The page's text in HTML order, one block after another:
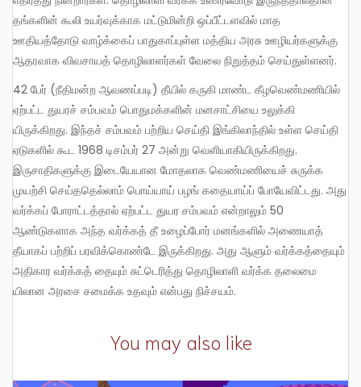
தங்களின் கூலி உயர்வுக்காக மட்டுமின்றி ஒப்பீட்டளவில் மாத
ஊதியத்தோடு வாழ்க்கைப் பாதுகாப்புள்ள மத்திய அரசு ஊழியர்களுக்கு
ஆதரவாக விவசாயத் தொழிலாளர்கள் வேலை நிறுத்தம் செய்துள்ளனர்.
42 பேர் (நீதிமன்ற ஆவணப்படி) தீயில் கருகி மாண்ட கீழவெண்மணியில்
ஏற்பட்ட துயரச் சம்பவம் பொதுமக்களின் மனசாட்சியை உலுக்கி
யிருக்கிறது. இந்தச் சம்பவம் பற்றிய செய்தி இங்கிலாந்தில் உள்ள செய்தி
ஏடுகளில் கூட 1968 டிசம்பர் 27 அன்று வெளியாகியிருக்கிறது.
இருசாதிகளுக்கு இடையேயான மோதலாக வெண்மணியைச் சுருக்க
முயற்சி செய்ததெல்லாம் பொய்யாய் பழங் கதையாய்ப் போயேவிட்டது. அது
வர்க்கப் போராட்டத்தால் ஏற்பட்ட துயர சம்பவம் என்றாலும் 50
ஆண்டுகளாக அந்த வர்க்கத் தீ உழைப்போர் மனங்களில் அணையாத்
தீயாகப் பற்றிப் பரவிக்கொண்டே இருக்கிறது. அது ஆளும் வர்க்கத்தையும்
அதிகார வர்க்கத் தையும் சுட்டெரித்து தொழிலாளி வர்க்க தலைமை
யிலான அரசை சமைக்க உதவும் என்பது நிச்சயம்.
You may also like